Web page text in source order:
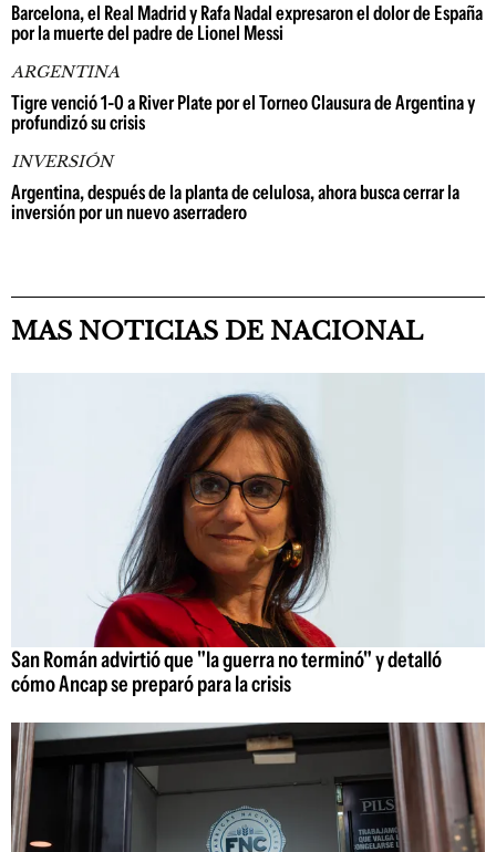
Barcelona, el Real Madrid y Rafa Nadal expresaron el dolor de España
por la muerte del padre de Lionel Messi
ARGENTINA
Tigre venció 1-0 a River Plate por el Torneo Clausura de Argentina y
profundizó su crisis
INVERSIÓN
Argentina, después de la planta de celulosa, ahora busca cerrar la
inversión por un nuevo aserradero
MAS NOTICIAS DE NACIONAL
San Román advirtió que "la guerra no terminó" y detalló
cómo Ancap se preparó para la crisis